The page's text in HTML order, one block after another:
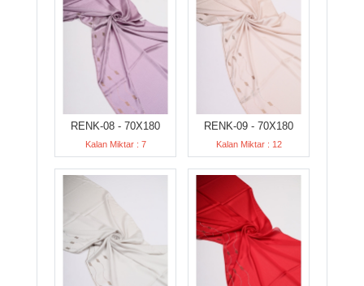
RENK-08 - 70X180
Kalan Miktar : 7
RENK-09 - 70X180
Kalan Miktar : 12